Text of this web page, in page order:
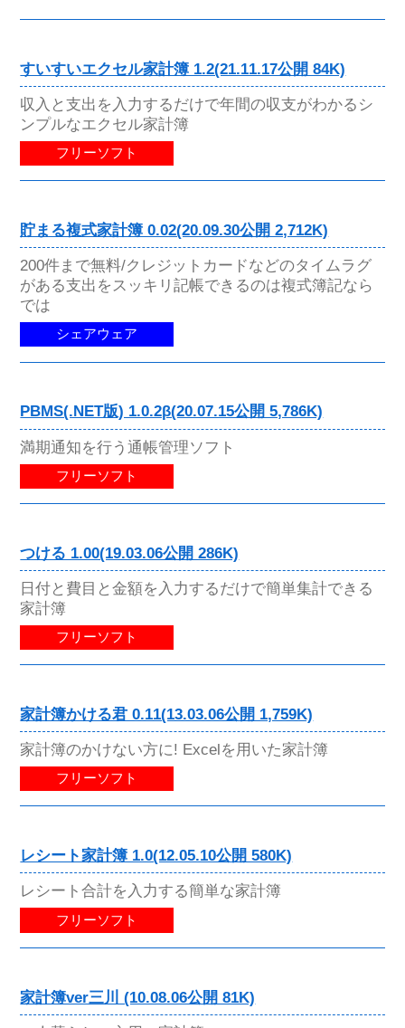
すいすいエクセル家計簿 1.2(21.11.17公開 84K)
収入と支出を入力するだけで年間の収支がわかるシ
ンプルなエクセル家計簿
フリーソフト
貯まる複式家計簿 0.02(20.09.30公開 2,712K)
200件まで無料/クレジットカードなどのタイムラグ
がある支出をスッキリ記帳できるのは複式簿記なら
では
シェアウェア
PBMS(.NET版) 1.0.2β(20.07.15公開 5,786K)
満期通知を行う通帳管理ソフト
フリーソフト
つける 1.00(19.03.06公開 286K)
日付と費目と金額を入力するだけで簡単集計できる
家計簿
フリーソフト
家計簿かける君 0.11(13.03.06公開 1,759K)
家計簿のかけない方に! Excelを用いた家計簿
フリーソフト
レシート家計簿 1.0(12.05.10公開 580K)
レシート合計を入力する簡単な家計簿
フリーソフト
家計簿ver三川 (10.08.06公開 81K)